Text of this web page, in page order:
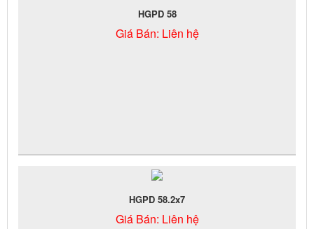
HGPD 58
Giá Bán: Liên hệ
HGPD 58.2x7
Giá Bán: Liên hệ